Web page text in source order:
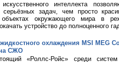
интеллекта
задач, чем просто
окружающего мира в
устройство до полноценного
охлаждения MSI MEG
СЖО
«Роллс-Ройс» среди систем